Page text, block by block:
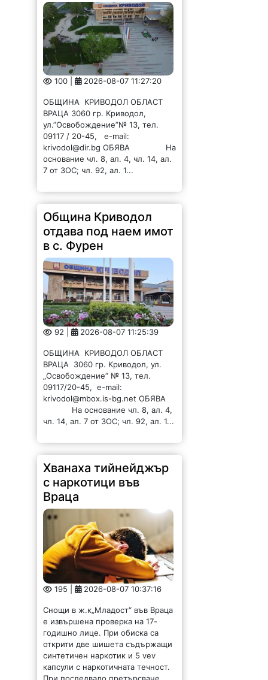
100 | 2026-08-07 11:27:20
ОБЩИНА КРИВОДОЛ ОБЛАСТ
ВРАЦА 3060 гр. Криводол,
ул.”Освобождение”№ 13, тел.
09117 / 20-45, e-mail:
krivodol@dir.bg ОБЯВА На
основание чл. 8, ал. 4, чл. 14, ал.
7 от ЗОС; чл. 92, ал. 1...
Община Криводол
отдава под наем имот
в с. Фурен
92 | 2026-08-07 11:25:39
ОБЩИНА КРИВОДОЛ ОБЛАСТ
ВРАЦА 3060 гр. Криводол, ул.
„Освобождение” № 13, тел.
09117/20-45, e-mail:
krivodol@mbox.is-bg.net ОБЯВА
На основание чл. 8, ал. 4,
чл. 14, ал. 7 от ЗОС; чл. 92, ал. 1...
Хванаха тийнейджър
с наркотици във
Враца
195 | 2026-08-07 10:37:16
Снощи в ж.к„Младост“ във Враца
е извършена проверка на 17-
годишно лице. При обиска са
открити две шишета съдържащи
синтетичен наркотик и 5 vev
капсули с наркотичната течност.
При последвало претърсване...